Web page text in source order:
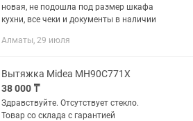
новая, не подошла под размер шкафа
кухни, все чеки и документы в наличии
Алматы, 29 июля
Вытяжка Midea MH90C771X
38 000 ₸
Здравствуйте. Отсутствует стекло.
Товар со склада с гарантией